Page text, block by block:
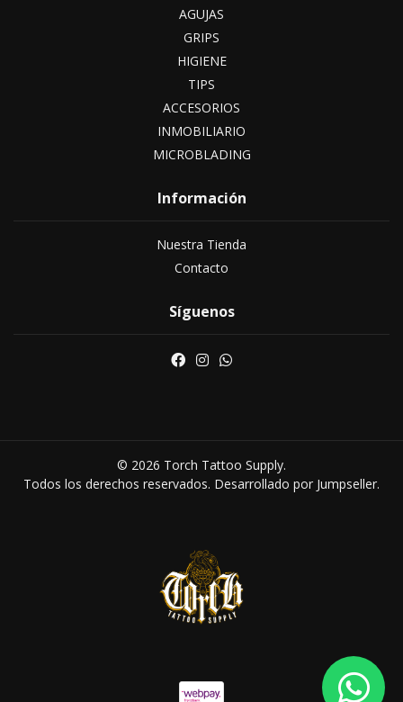
AGUJAS
GRIPS
HIGIENE
TIPS
ACCESORIOS
INMOBILIARIO
MICROBLADING
Información
Nuestra Tienda
Contacto
Síguenos
© 2026 Torch Tattoo Supply.
Todos los derechos reservados. Desarrollado por Jumpseller.